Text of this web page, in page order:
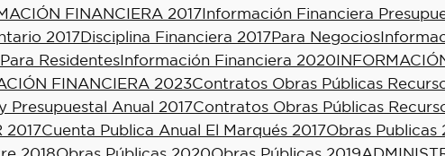
FINANCIERA 2017Información Financiera
2017Disciplina Financiera 2017Para Negocios
Para ResidentesInformación Financiera 2020
FINANCIERA 2023Contratos Obras Públicas
Presupuestal Anual 2017Contratos Obras Públicas
2017Cuenta Publica Anual El Marqués 2017Obras Publicas